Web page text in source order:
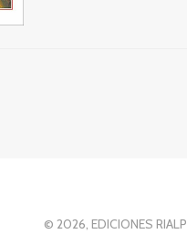
© 2026, EDICIONES RIALP